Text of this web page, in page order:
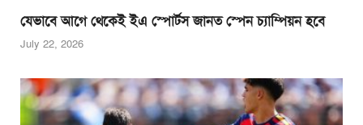
যেভাবে আগে থেকেই ইএ স্পোর্টস জানত স্পেন চ্যাম্পিয়ন হবে
July 22, 2026